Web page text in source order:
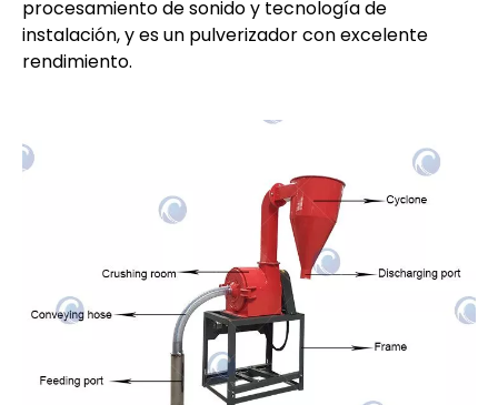
procesamiento de sonido y tecnología de
instalación, y es un pulverizador con excelente
rendimiento.